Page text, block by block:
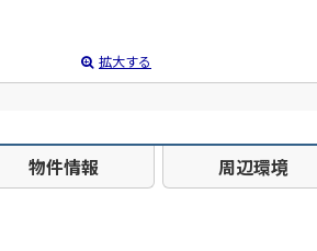
拡大する
物件情報 周辺環境